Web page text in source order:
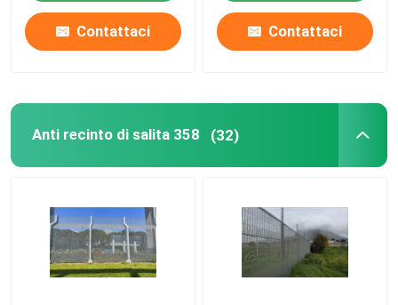
Contattaci Contattaci
Anti recinto di salita 358 (32)